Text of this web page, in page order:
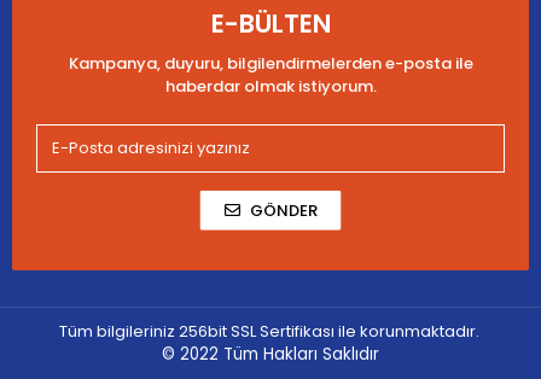
E-BÜLTEN
Kampanya, duyuru, bilgilendirmelerden e-posta ile
haberdar olmak istiyorum.
GÖNDER
Tüm bilgileriniz 256bit SSL Sertifikası ile korunmaktadır.
© 2022 Tüm Hakları Saklıdır